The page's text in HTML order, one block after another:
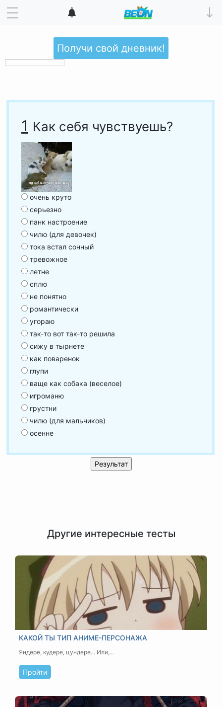
Получи свой дневник!
1 Как себя чувствуешь?
очень круто
серьезно
панк настроение
чилю (для девочек)
тока встал сонный
тревожное
летне
сплю
не понятно
романтически
угораю
так-то вот так-то решила
сижу в тырнете
как поваренок
глупи
ваще как собака (веселое)
игроманю
грустни
чилю (для мальчиков)
осенне
Другие интересные тесты
КАКОЙ ТЫ ТИП АНИМЕ-ПЕРСОНАЖА
Яндере, кудере, цундере... Или,...
Пройти